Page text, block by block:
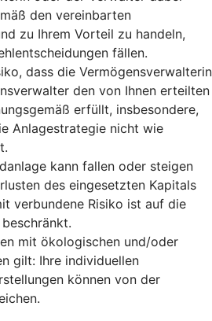
den vereinbarten
zu Ihrem Vorteil zu handeln,
fällen.
dass die Vermögensverwalterin
den von Ihnen erteilten
erfüllt, insbesondere,
Anlagestrategie nicht wie
kann fallen oder steigen
des eingesetzten Kapitals
verbundene Risiko ist auf die
mit ökologischen und/oder
gilt: Ihre individuellen
können von der